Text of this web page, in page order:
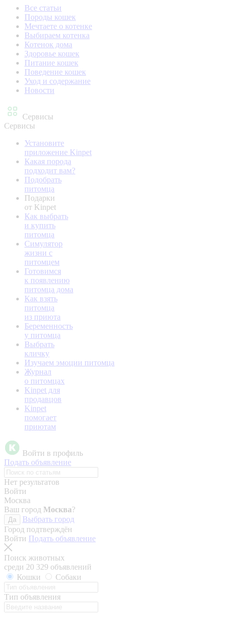
Все статьи
Породы кошек
Мечтаете о котенке
Выбираем котенка
Котенок дома
Здоровье кошек
Питание кошек
Поведение кошек
Уход и содержание
Новости
Сервисы
Сервисы
Установите
приложение Kinpet
Какая порода
подходит вам?
Подобрать
питомца
Подарки
от Kinpet
Как выбрать
и купить
питомца
Симулятор
жизни с
питомцем
Готовимся
к появлению
питомца дома
Как взять
питомца
из приюта
Беременность
у питомца
Выбрать
кличку
Изучаем эмоции питомца
Журнал
о питомцах
Kinpet для
продавцов
Kinpet
помогает
приютам
Войти в профиль
Подать объявление
Нет результатов
Войти
Москва
Ваш город Москва?
Да
Выбрать город
Город подтверждён
Войти Подать объявление
Поиск животных
среди 20 329 объявлений
Кошки
Собаки
Тип объявления